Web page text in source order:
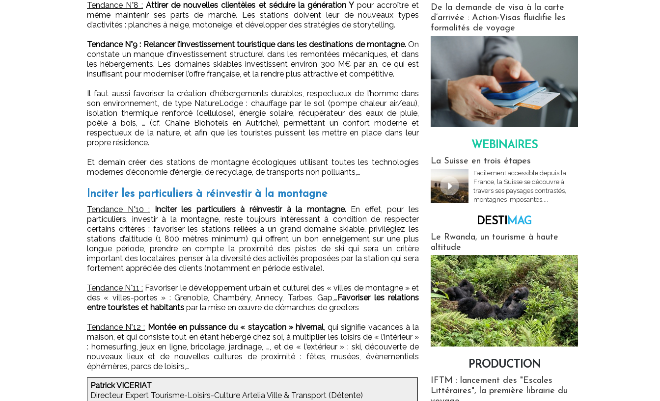
Tendance N°8 : Attirer de nouvelles clientèles et séduire la génération Ypour accroître et
même maintenir ses parts de marché. Les stations doivent leur de nouveaux types
d’activités : planches à neige, motoneige, et développer des stratégies de storytelling.
Tendance N°9 : Relancer l’investissement touristique dans les destinations de montagne.On
constate un manque d’investissement structurel dans les remontées mécaniques, et dans
les hébergements. Les domaines skiables investissent environ 300 M€ par an, ce qui est
insuffisant pour moderniser l’offre française, et la rendre plus attractive et compétitive.
Il faut aussi favoriser la création d’hébergements durables, respectueux de l’homme dans
son environnement, de type NatureLodge : chauffage par le sol (pompe chaleur air/eau),
isolation thermique renforcé (cellulose), énergie solaire, récupérateur des eaux de pluie,
poêle à bois, … (cf. Chaîne Biohotels en Autriche), permettant un confort moderne et
respectueux de la nature, et afin que les touristes puissent les mettre en place dans leur
propre résidence.
Et demain créer des stations de montagne écologiques utilisant toutes les technologies
modernes d’économie d’énergie, de recyclage, de transports non polluants,…
Inciter les particuliers à réinvestir à la montagne
Tendance N°10 : Inciter les particuliers à réinvestir à la montagne.En effet, pour les
particuliers, investir à la montagne, reste toujours intéressant à condition de respecter
certains critères : favoriser les stations reliées à un grand domaine skiable, privilégiez les
stations d’altitude (1 800 mètres minimum) qui offrent un bon enneigement sur une plus
longue période, prendre en compte la proximité des pistes de ski qui sera un critère
important des locataires, penser à la diversité des activités proposées par la station qui sera
fortement appréciée des clients (notamment en période estivale).
Tendance N°11 : Favoriser le développement urbain et culturel des « villes de montagne » et
des « villes-portes » : Grenoble, Chambéry, Annecy, Tarbes, Gap,…Favoriser les relations
entre touristes et habitants par la mise en œuvre de démarches de greeters
Tendance N°12 : Montée en puissance du « staycation » hivernal, qui signifie vacances à la
maison, et qui consiste tout en étant hébergé chez soi, à multiplier les loisirs de « l’intérieur »
: homesurfing, jeux en ligne, bricolage, jardinage, …, et de « l’extérieur » : ski, découverte de
nouveaux lieux et de nouvelles cultures de proximité : fêtes, musées, évènementiels
éphémères, parcs de loisirs,…
Patrick VICERIAT
Directeur Expert Tourisme-Loisirs-Culture Artelia Ville & Transport (Détente)
De la demande de visa à la carte
d’arrivée : Action-Visas fluidifie les
formalités de voyage
WEBINAIRES
La Suisse en trois étapes
Facilement accessible depuis la
France, la Suisse se découvre à
travers ses paysages contrastés,
montagnes imposantes,...
DESTIMAG
Le Rwanda, un tourisme à haute
altitude
PRODUCTION
IFTM : lancement des "Escales
Littéraires", la première librairie du